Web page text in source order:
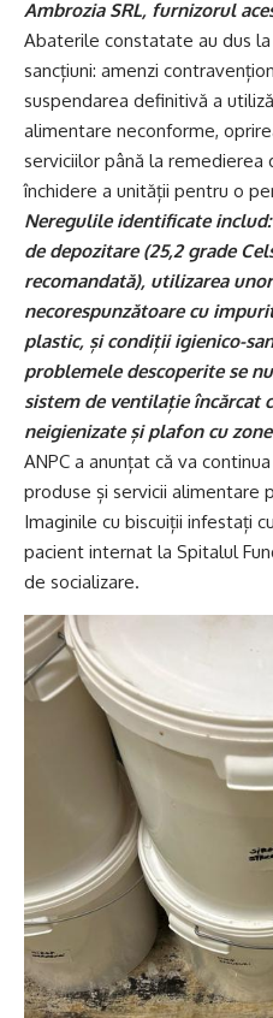
Ambrozia SRL, furnizorul
Abaterile constatate au dus
sancțiuni: amenzi
suspendarea definitivă a
alimentare neconforme,
serviciilor până la
închidere a unității pentru o
Neregulile identificate
de depozitare (25,2 grade
recomandată), utilizarea
necorespunzătoare cu
plastic, și condiții igienico-
problemele descoperite se
sistem de ventilație încărcat
neigienizate și plafon cu
ANPC a anunțat că va
produse și servicii alimentare
Imaginile cu biscuiții infestați
pacient internat la Spitalul
de socializare.